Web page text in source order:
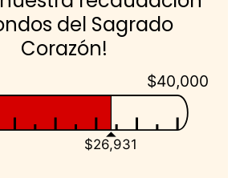
del Sagrado
Corazón!
$40,000
$26,931